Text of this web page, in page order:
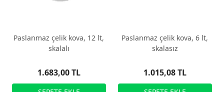
Paslanmaz çelik kova, 12 lt,
skalalı
1.683,00 TL
Paslanmaz çelik kova, 6 lt,
skalasız
1.015,08 TL